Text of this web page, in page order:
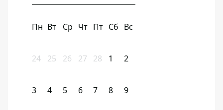
Пн Вт Ср Чт Пт Сб Вс
24 25 26 27 28 1 2
3 4 5 6 7 8 9